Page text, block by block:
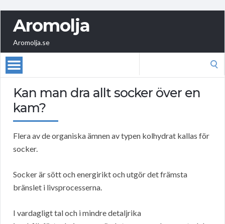
Aromolja
Aromolja.se
Kan man dra allt socker över en
kam?
Flera av de organiska ämnen av typen kolhydrat kallas för
socker.
Socker är sött och energirikt och utgör det främsta
bränslet i livsprocesserna.
I vardagligt tal och i mindre detaljrika